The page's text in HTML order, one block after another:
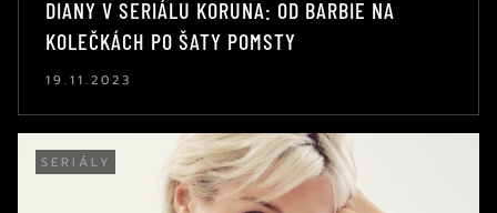
DIANY V SERIÁLU KORUNA: OD BARBIE NA
KOLEČKÁCH PO ŠATY POMSTY
19.11.2023
SERIÁLY